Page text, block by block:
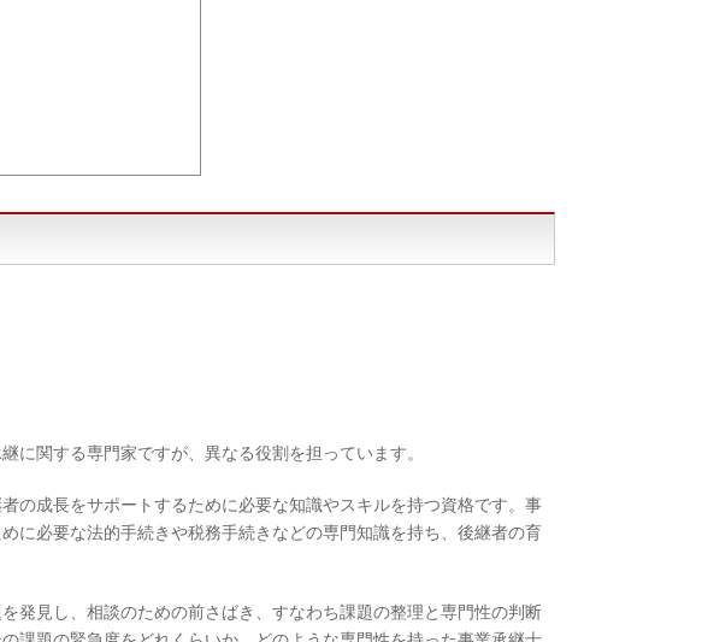
に関する専門家ですが、異なる役割を担っています。
の成長をサポートするために必要な知識やスキルを持つ資格です。事
に必要な法的手続きや税務手続きなどの専門知識を持ち、後継者の育
発見し、相談のための前さばき、すなわち課題の整理と専門性の判断